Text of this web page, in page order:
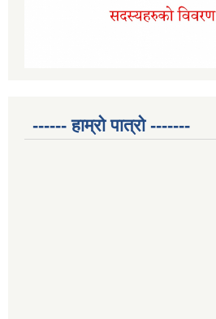
------ हाम्रो पात्रो -------